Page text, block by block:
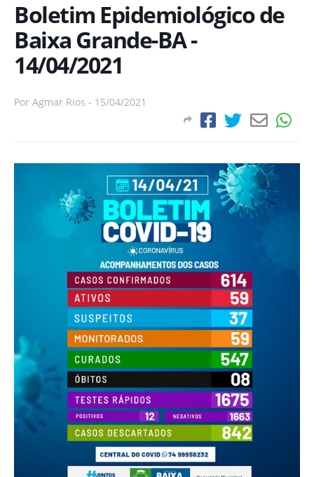
Boletim Epidemiológico de
Baixa Grande-BA -
14/04/2021
Por Agmar Rios - 15/04/2021